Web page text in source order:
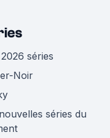
séries
Noir
séries du